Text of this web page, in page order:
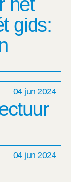
het
gids:
04 jun 2024
04 jun 2024